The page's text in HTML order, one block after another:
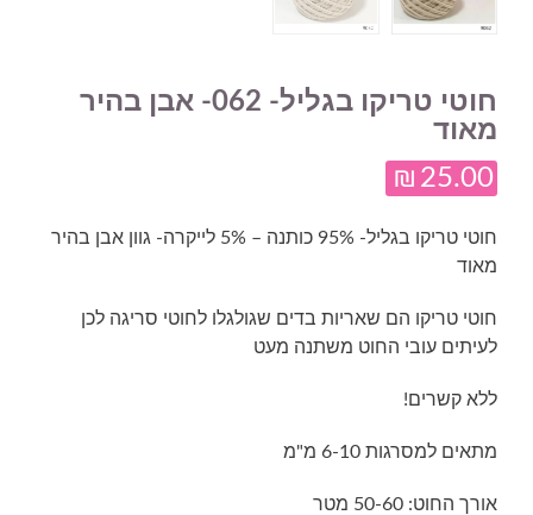
חוטי טריקו בגליל- 062- אבן בהיר
מאוד
₪ 25.00
חוטי טריקו בגליל- 95% כותנה – 5% לייקרה- גוון אבן בהיר
מאוד
חוטי טריקו הם שאריות בדים שגולגלו לחוטי סריגה לכן
לעיתים עובי החוט משתנה מעט
ללא קשרים!
מתאים למסרגות 6-10 מ"מ
אורך החוט: 50-60 מטר